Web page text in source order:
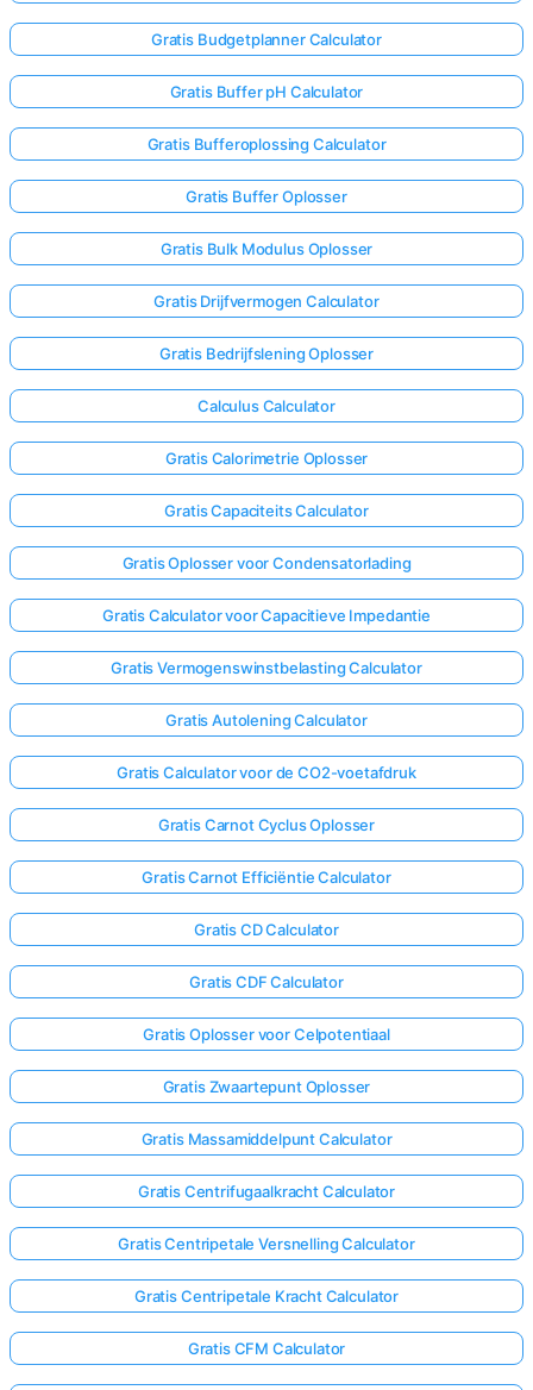
Gratis Budgetplanner Calculator
Gratis Buffer pH Calculator
Gratis Bufferoplossing Calculator
Gratis Buffer Oplosser
Gratis Bulk Modulus Oplosser
Gratis Drijfvermogen Calculator
Gratis Bedrijfslening Oplosser
Calculus Calculator
Gratis Calorimetrie Oplosser
Gratis Capaciteits Calculator
Gratis Oplosser voor Condensatorlading
Gratis Calculator voor Capacitieve Impedantie
Gratis Vermogenswinstbelasting Calculator
Gratis Autolening Calculator
Gratis Calculator voor de CO2-voetafdruk
Gratis Carnot Cyclus Oplosser
Gratis Carnot Efficiëntie Calculator
Gratis CD Calculator
Gratis CDF Calculator
Gratis Oplosser voor Celpotentiaal
Gratis Zwaartepunt Oplosser
Gratis Massamiddelpunt Calculator
Gratis Centrifugaalkracht Calculator
Gratis Centripetale Versnelling Calculator
Gratis Centripetale Kracht Calculator
Gratis CFM Calculator